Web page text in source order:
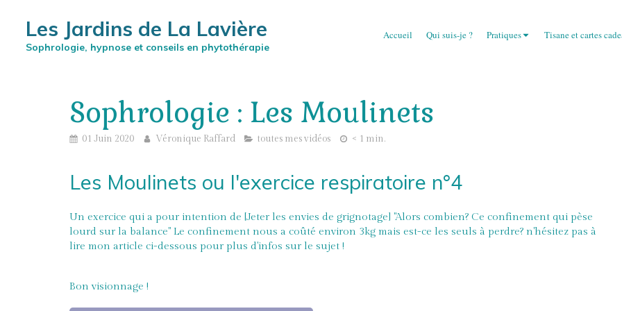
Accueil Qui suis-je ? Pratiques Tisane et cartes
Les Jardins de La Lavière
Sophrologie, hypnose et conseils en phytothérapie
Sophrologie : Les Moulinets
01 Juin 2020 Véronique Raffard toutes mes vidéos < 1 min.
Les Moulinets ou l'exercice respiratoire n°4
Un exercice qui a pour intention de [Jeter les envies de grignotage] "Alors combien? Ce confinement qui pèse
lourd sur la balance" Le confinement nous a coûté environ 3kg mais est-ce les seuls à perdre? n'hésitez pas à
lire mon article ci-dessous pour plus d'infos sur le sujet !
Bon visionnage !